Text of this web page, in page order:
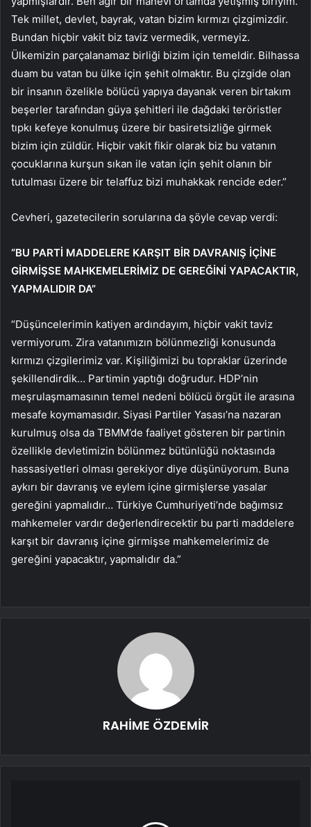
Tek millet, devlet, bayrak, vatan bizim kırmızı çizgimizdir.
Bundan hiçbir vakit biz taviz vermedik, vermeyiz.
Ülkemizin parçalanamaz birliği bizim için temeldir. Bilhassa
duam bu vatan bu ülke için şehit olmaktır. Bu çizgide olan
bir insanın özelikle bölücü yapıya dayanak veren birtakım
beşerler tarafından güya şehitleri ile dağdaki teröristler
tıpkı kefeye konulmuş üzere bir basiretsizliğe girmek
bizim için züldür. Hiçbir vakit fikir olarak biz bu vatanın
çocuklarına kurşun sıkan ile vatan için şehit olanın bir
tutulması üzere bir telaffuz bizi muhakkak rencide eder.”
Cevheri, gazetecilerin sorularına da şöyle cevap verdi:
“BU PARTİ MADDELERE KARŞIT BİR DAVRANIŞ İÇİNE
GİRMİŞSE MAHKEMELERİMİZ DE GEREĞİNİ YAPACAKTIR,
YAPMALIDIR DA”
“Düşüncelerimin katiyen ardındayım, hiçbir vakit taviz
vermiyorum. Zira vatanımızın bölünmezliği konusunda
kırmızı çizgilerimiz var. Kişiliğimizi bu topraklar üzerinde
şekillendirdik… Partimin yaptığı doğrudur. HDP’nin
meşrulaşmamasının temel nedeni bölücü örgüt ile arasına
mesafe koymamasıdır. Siyasi Partiler Yasası’na nazaran
kurulmuş olsa da TBMM’de faaliyet gösteren bir partinin
özellikle devletimizin bölünmez bütünlüğü noktasında
hassasiyetleri olması gerekiyor diye düşünüyorum. Buna
aykırı bir davranış ve eylem içine girmişlerse yasalar
gereğini yapmalıdır… Türkiye Cumhuriyeti’nde bağımsız
mahkemeler vardır değerlendirecektir bu parti maddelere
karşıt bir davranış içine girmişse mahkemelerimiz de
gereğini yapacaktır, yapmalıdır da.”
RAHİME ÖZDEMİR